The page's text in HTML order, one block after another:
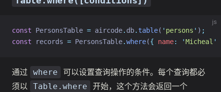
js
const PersonsTable = aircode. db. table( ' persons ' ) ;
const records = PersonsTable.where({ name: 'Micheal '
通过 where
可以设置查询操作的条件。每个查询都必
须以
Table.where 开始，这个方法会返回一个